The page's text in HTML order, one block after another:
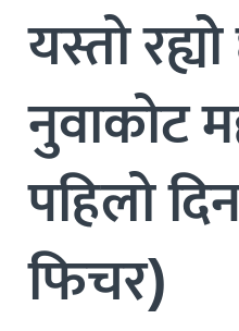
यस्तो
नुवाकोट
पहिलो
फिचर)